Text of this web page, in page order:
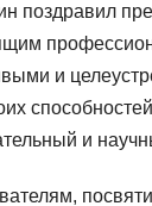
поздравил
и
и